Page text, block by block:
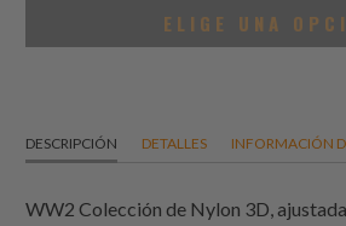
ELIGE UNA
DESCRIPCIÓN DETALLES INFORMACIÓN
WW2 Colección de Nylon 3D,